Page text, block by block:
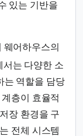
있는 기반을
웨어하우스의
서는 다양한 소
는 역할을 담당
층이 효율적
장 환경을 구
전체 시스템